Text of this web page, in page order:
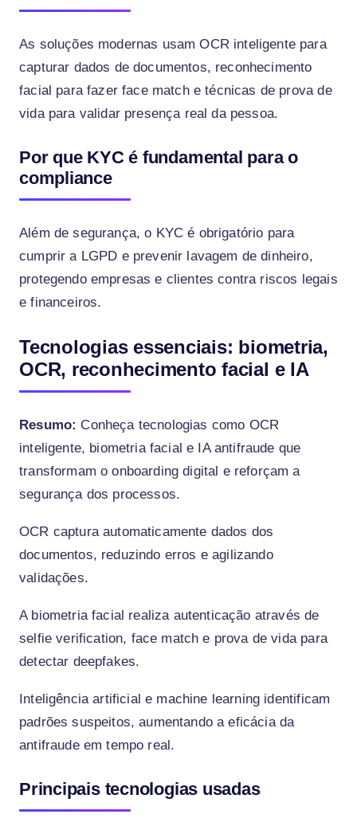
As soluções modernas usam OCR inteligente para
capturar dados de documentos, reconhecimento
facial para fazer face match e técnicas de prova de
vida para validar presença real da pessoa.
Por que KYC é fundamental para o
compliance
Além de segurança, o KYC é obrigatório para
cumprir a LGPD e prevenir lavagem de dinheiro,
protegendo empresas e clientes contra riscos legais
e financeiros.
Tecnologias essenciais: biometria,
OCR, reconhecimento facial e IA
Resumo: Conheça tecnologias como OCR
inteligente, biometria facial e IA antifraude que
transformam o onboarding digital e reforçam a
segurança dos processos.
OCR captura automaticamente dados dos
documentos, reduzindo erros e agilizando
validações.
A biometria facial realiza autenticação através de
selfie verification, face match e prova de vida para
detectar deepfakes.
Inteligência artificial e machine learning identificam
padrões suspeitos, aumentando a eficácia da
antifraude em tempo real.
Principais tecnologias usadas